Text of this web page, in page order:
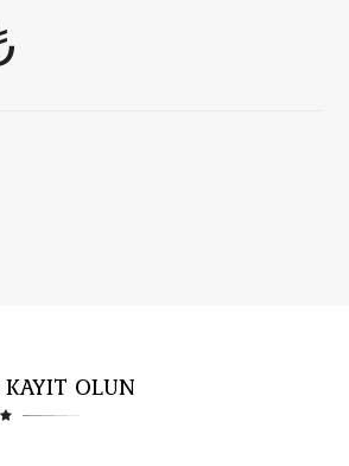
OLUN